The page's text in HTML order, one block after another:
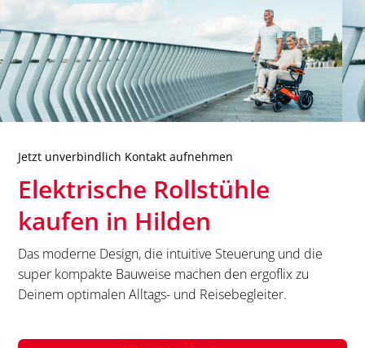
Jetzt unverbindlich Kontakt aufnehmen
Elektrische Rollstühle
kaufen in Hilden
Das moderne Design, die intuitive Steuerung und die
super kompakte Bauweise machen den ergoflix zu
Deinem optimalen Alltags- und Reisebegleiter.